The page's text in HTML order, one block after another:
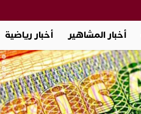
أخبار المشاهير أخبار رياضية